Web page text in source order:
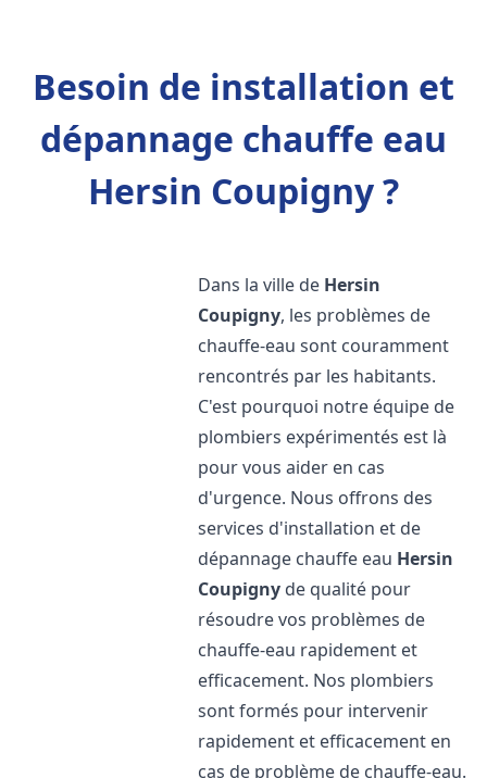
Besoin de installation et
dépannage chauffe eau
Hersin Coupigny ?
Dans la ville de Hersin
Coupigny, les problèmes de
chauffe-eau sont couramment
rencontrés par les habitants.
C'est pourquoi notre équipe de
plombiers expérimentés est là
pour vous aider en cas
d'urgence. Nous offrons des
services d'installation et de
dépannage chauffe eau Hersin
Coupigny de qualité pour
résoudre vos problèmes de
chauffe-eau rapidement et
efficacement. Nos plombiers
sont formés pour intervenir
rapidement et efficacement en
cas de problème de chauffe-eau.